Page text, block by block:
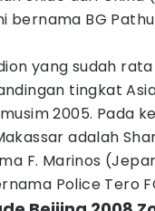
bernama BG
yang sudah
tingkat
2005. Pada
adalah
F. Marinos
Police Tero